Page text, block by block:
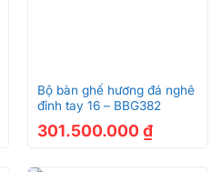
Bộ bàn ghế hương đá nghê
đỉnh tay 16 – BBG382
301.500.000 ₫